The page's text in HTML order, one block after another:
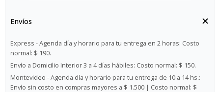
Envíos
Express - Agenda día y horario para tu entrega en 2 horas: Costo
normal: $ 190.
Envío a Domicilio Interior 3 a 4 días hábiles: Costo normal: $ 150.
Montevideo - Agenda día y horario para tu entrega de 10 a 14 hs.:
Envío sin costo en compras mayores a $ 1.500 | Costo normal: $